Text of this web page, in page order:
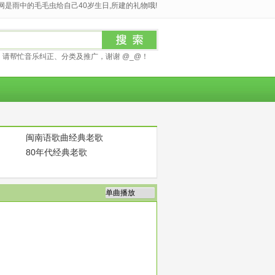
是雨中的毛毛虫给自己40岁生日,所建的礼物哦!
帮忙音乐纠正、分类及推广，谢谢 @_@！
闽南语歌曲经典老歌
80年代经典老歌